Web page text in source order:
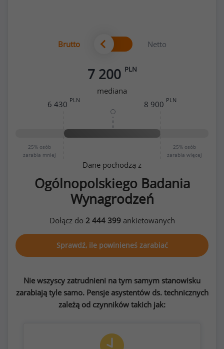
Brutto Netto
7 200 PLN
mediana
25% osób
zarabia mniej
25% osób
zarabia więcej
6 430 PLN 8 900 PLN
Dane pochodzą z
Ogólnopolskiego Badania
Wynagrodzeń
Dołącz do 2 444 399ankietowanych
Sprawdź, ile powinieneś zarabiać
Nie wszyscy zatrudnieni na tym samym stanowisku
zarabiają tyle samo. Pensje asystentów ds. technicznych
zależą od czynników takich jak: